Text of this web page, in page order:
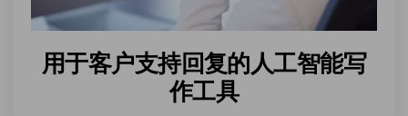
用于客户支持回复的人工智能写
作工具